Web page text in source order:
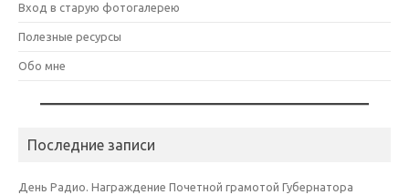
Вход в старую фотогалерею
Полезные ресурсы
Обо мне
Последние записи
День Радио. Награждение Почетной грамотой Губернатора